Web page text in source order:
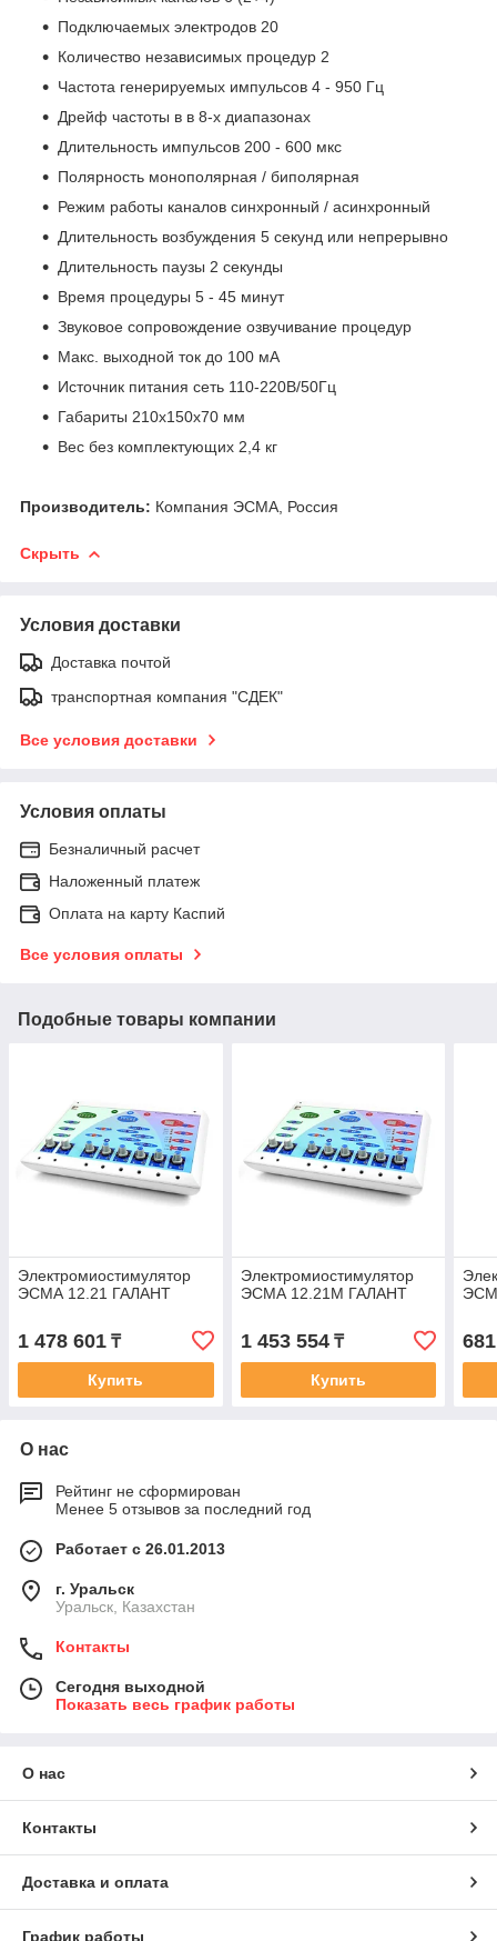
Подключаемых электродов 20
Количество независимых процедур 2
Частота генерируемых импульсов 4 - 950 Гц
Дрейф частоты в в 8-х диапазонах
Длительность импульсов 200 - 600 мкс
Полярность монополярная / биполярная
Режим работы каналов синхронный / асинхронный
Длительность возбуждения 5 секунд или непрерывно
Длительность паузы 2 секунды
Время процедуры 5 - 45 минут
Звуковое сопровождение озвучивание процедур
Макс. выходной ток до 100 мА
Источник питания сеть 110-220В/50Гц
Габариты 210х150х70 мм
Вес без комплектующих 2,4 кг
Производитель: Компания ЭСМА, Россия
Скрыть
Условия доставки
Доставка почтой
транспортная компания "СДЕК"
Все условия доставки
Условия оплаты
Безналичный расчет
Наложенный платеж
Оплата на карту Каспий
Все условия оплаты
Подобные товары компании
Электромиостимулятор
ЭСМА 12.21 ГАЛАНТ
1 478 601 ₸
Купить
Электромиостимулятор
ЭСМА 12.21М ГАЛАНТ
1 453 554₸
Купить
О нас
Рейтинг не сформирован
Менее 5 отзывов за последний год
Работает с 26.01.2013
г. Уральск
Уральск, Казахстан
Контакты
Сегодня выходной
Показать весь график работы
О нас
Контакты
Доставка и оплата
График работы